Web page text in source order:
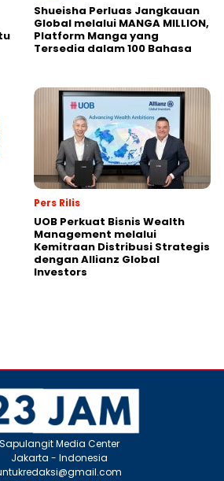
Shueisha Perluas Jangkauan
Global melalui MANGA MILLION,
Platform Manga yang
Tersedia dalam 100 Bahasa
Pers Rilis
UOB Perkuat Bisnis Wealth
Management melalui
Kemitraan Distribusi Strategis
dengan Allianz Global
Investors
Sapulangit Media Center
Jakarta - Indonesia